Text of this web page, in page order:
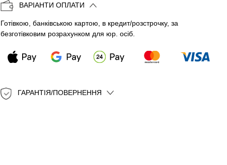
ВАРІАНТИ ОПЛАТИ
Готівкою, банківською картою, в кредит/розстрочку, за
безготівковим розрахунком для юр. осіб.
ГАРАНТІЯ/ПОВЕРНЕННЯ